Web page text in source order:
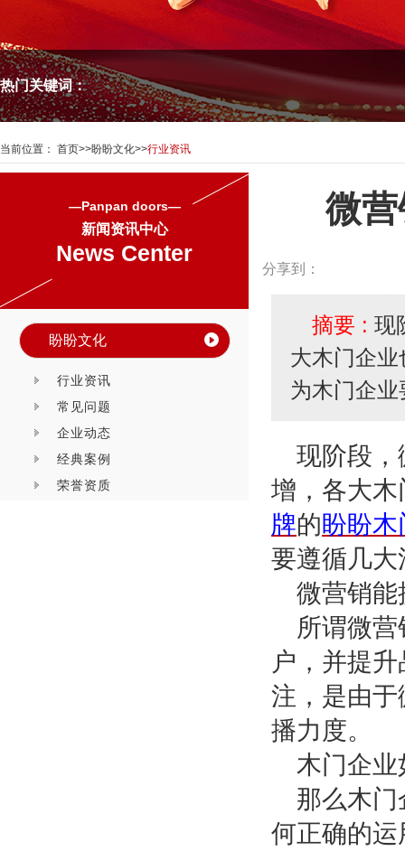
热门关键词：
当前位置： 首页>>盼盼文化>>行业资讯
—Panpan doors—
新闻资讯中心
News Center
盼盼文化
行业资讯
常见问题
企业动态
经典案例
荣誉资质
微
分享到：
摘要 : 现
大木门企
为木门企
现阶段，
增，各大
牌的盼盼木
要遵循几大
微营销能
所谓微
户，并提
注，是由
播力度。
木门企业
那么木
何正确的